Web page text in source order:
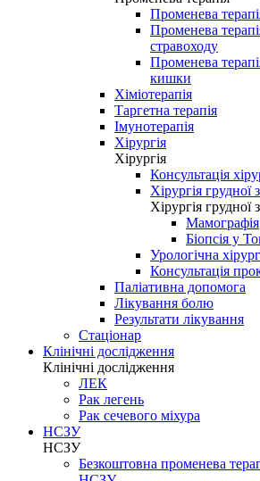
Променева
Променева
стравоходу
Променева
кишки
Хіміотерапія
Таргетна терапія
Імунотерапія
Хірургія
Хірургія
Консультація
Хірургія грудної
Хірургія грудної
Мамографія
Біопсія у
Урологічна
Консультація
Паліативна допомога
Лікування болю
Результати лікування
Стаціонар
Клінічні дослідження
Клінічні дослідження
ЛЕК
Рак легень
Рак сечевого міхура
НСЗУ
НСЗУ
Безкоштовна променева